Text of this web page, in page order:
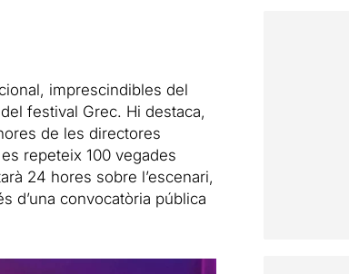
imprescindibles del
festival Grec. Hi destaca,
de les directores
repeteix 100 vegades
24 hores sobre l’escenari,
d’una convocatòria pública